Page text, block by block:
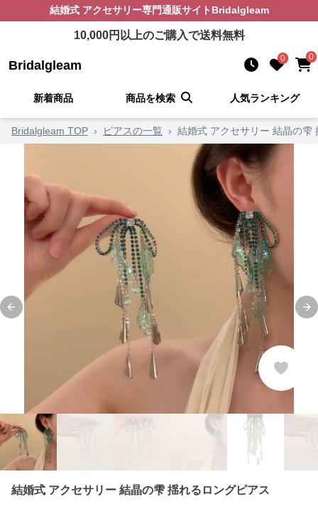
結婚式 アクセサリー専門通販サイト Bridalgleam
10,000円以上のご購入で送料無料
Bridalgleam 0 0
新着商品 商品を検索 人気ランキング
Bridalgleam TOP › ピアスの一覧 › 結婚式 アクセサリー 結晶の雫
Previous slide
結婚式 アクセサリー 結晶の雫 揺れるロングピアス